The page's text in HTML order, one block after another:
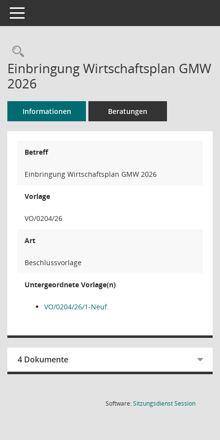
Toggle navigation
Rechercheauswahl
Einbringung Wirtschaftsplan GMW
2026
Informationen Beratungen
Betreff
Einbringung Wirtschaftsplan GMW 2026
Vorlage
VO/0204/26
Art
Beschlussvorlage
Untergeordnete Vorlage(n)
VO/0204/26/1-Neuf.
4 Dokumente
Software:SitzungsdienstSession(Wird in